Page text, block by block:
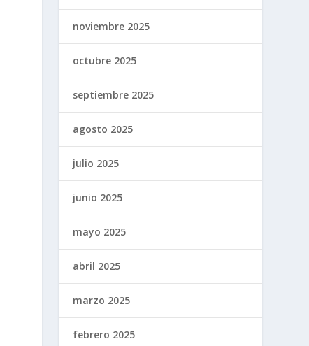
noviembre 2025
octubre 2025
septiembre 2025
agosto 2025
julio 2025
junio 2025
mayo 2025
abril 2025
marzo 2025
febrero 2025